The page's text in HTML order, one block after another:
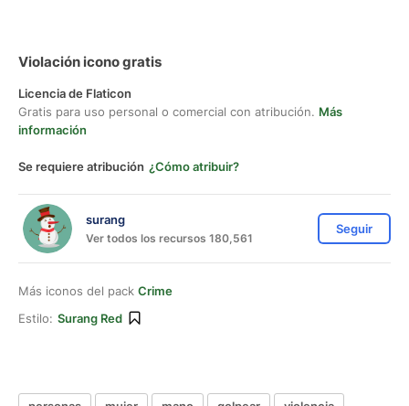
Violación icono gratis
Licencia de Flaticon
Gratis para uso personal o comercial con atribución. Más
información
Se requiere atribución ¿Cómo atribuir?
surang
Ver todos los recursos 180,561
Seguir
Más iconos del pack Crime
Estilo: Surang Red